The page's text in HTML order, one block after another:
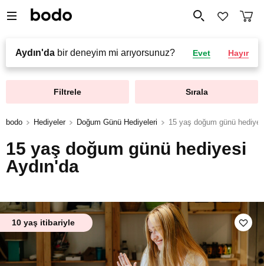
Aydın'da bir deneyim mi arıyorsunuz? Evet Hayır
Filtrele Sırala
bodo Hediyeler Doğum Günü Hediyeleri 15 yaş doğum günü
15 yaş doğum günü hediyesi
Aydın'da
10 yaş itibariyle